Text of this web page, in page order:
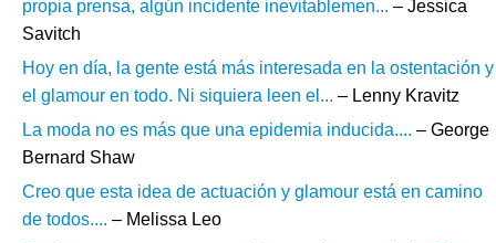
propia prensa, algún incidente inevitablemen... – Jessica
Savitch
Hoy en día, la gente está más interesada en la ostentación y
el glamour en todo. Ni siquiera leen el... – Lenny Kravitz
La moda no es más que una epidemia inducida.... – George
Bernard Shaw
Creo que esta idea de actuación y glamour está en camino
de todos.... – Melissa Leo